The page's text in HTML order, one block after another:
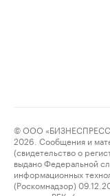
© ООО
2026. Сообщения и
(свидетельство о
выдано Федеральной
информационных
(Роскомнадзор)